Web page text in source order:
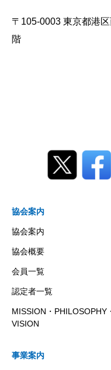
〒105-0003 東京都港
階
協会案内
協会案内
協会概要
会員一覧
認定者一覧
MISSION・PHILOSOPHY
VISION
事業案内